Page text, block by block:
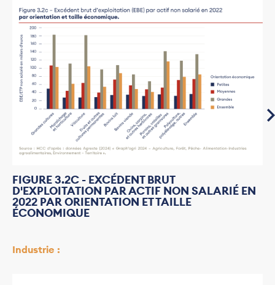
FIGURE 3.2C - EXCÉDENT BRUT
D'EXPLOITATION PAR ACTIF NON SALARIÉ EN
2022 PAR ORIENTATION ET TAILLE
ÉCONOMIQUE
Industrie :